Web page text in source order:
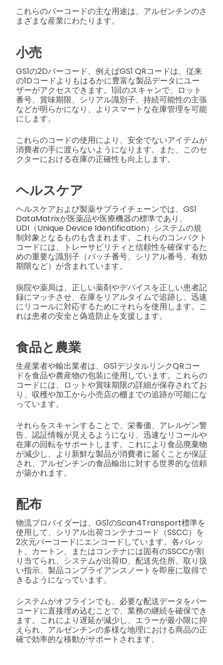
これらのバーコードの主な用途は、アルゼンチンのさ
まざまな産業にわたります。
小売
GS1の2Dバーコード、例えばGS1 QRコードは、従来
の1Dコードよりもはるかに豊富な製品データにユー
ザーがアクセスできます。1回のスキャンで、ロット
番号、賞味期限、シリアル識別子、持続可能性の主張
などが明らかになり、よりスマートな在庫管理を可能
にします。
これらのコードの使用により、安全でないアイテムが
消費者の手に渡らないようになります。また、このセ
クターにおける在庫の正確性も向上します。
ヘルスケア
ヘルスケアおよび製薬サプライチェーンでは、GS1
DataMatrixが医薬品や医療機器の標準であり、
UDI（Unique Device Identification）システムの規
制対象となるものも含まれます。これらのコンパクト
コードには、トレーサビリティと信頼性を確保するた
めの重要な識別子（バッチ番号、シリアル番号、有効
期限など）が含まれています。
病院や薬局は、正しい薬剤やデバイスを正しい患者記
録にマッチさせ、在庫をリアルタイムで追跡し、迅速
にリコールに対応するためにそれらを使用します。こ
れは患者の安全と偽造防止を支援します。
食品と農業
生産業者や輸出業者は、GS1デジタルリンクQRコー
ドを食品や農産物の包装に使用しています。これらの
コードには、ロットや賞味期限の詳細が保存されてお
り、収穫や加工から小売店の棚までの追跡が可能にな
っています。
それらをスキャンすることで、栄養価、アレルゲン警
告、認証情報が見えるようになり、迅速なリコールや
在庫の回転をサポートします。これにより食品廃棄物
が減少し、より新鮮な製品が消費者に届くことが保証
され、アルゼンチンの食品輸出に対する世界的な信頼
が築かれます。
配布
物流プロバイダーは、GS1のScan4Transport標準を
使用して、シリアル出荷コンテナコード（SSCC）を
2次元バーコードにエンコードしています。各パレッ
ト、カートン、またはコンテナには固有のSSCCが割
り当てられ、システムが出荷ID、配送先住所、取り扱
い指示、製品コンプライアンスノートを即座に取得で
きるようになっています。
システムがオフラインでも、必要な配送データをバー
コードに直接埋め込むことで、業務の継続を確保でき
ます。これにより遅延が減少し、エラーが最小限に抑
えられ、アルゼンチンの多様な地理における商品の正
確で効率的な移動がサポートされます。